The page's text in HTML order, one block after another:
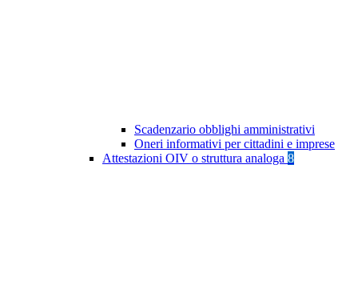
Scadenzario obblighi amministrativi
Oneri informativi per cittadini e imprese
Attestazioni OIV o struttura analoga 8